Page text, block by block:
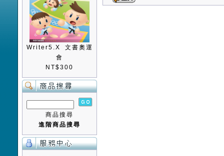
Writer5.X 文書奧運
會
NT$300
商品搜尋
進階商品搜尋